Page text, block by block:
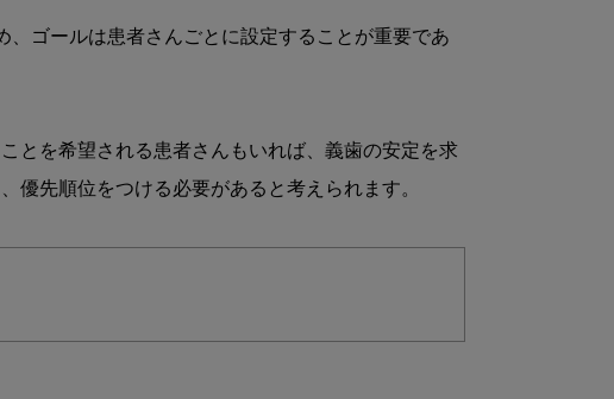
ゴールは患者さんごとに設定することが重要であ
とを希望される患者さんもいれば、義歯の安定を求
優先順位をつける必要があると考えられます。